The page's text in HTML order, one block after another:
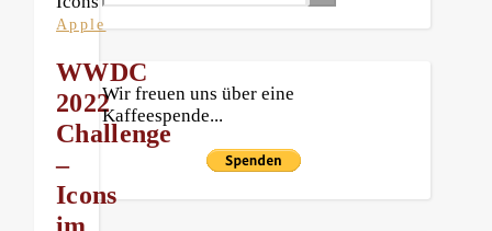
Apple
WWDC
2022
Challenge
–
Icons
Wir freuen uns über eine
Kaffeespende...